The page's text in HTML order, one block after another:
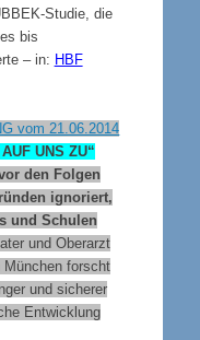
Studie, die
bis
– in: HBF
vom 21.06.2014
UNS ZU“
den Folgen
ignoriert,
und Schulen
und Oberarzt
München forscht
und sicherer
Entwicklung